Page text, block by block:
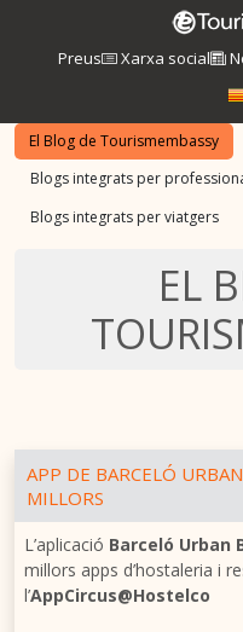
Preus Xarxa social
El Blog de Tourismembassy
Blogs integrats per
Blogs integrats per viatgers
EL
APP DE BARCELÓ
MILLORS
L’aplicació Barceló Urban
millors apps d’hostaleria i
l’AppCircus@Hostelco